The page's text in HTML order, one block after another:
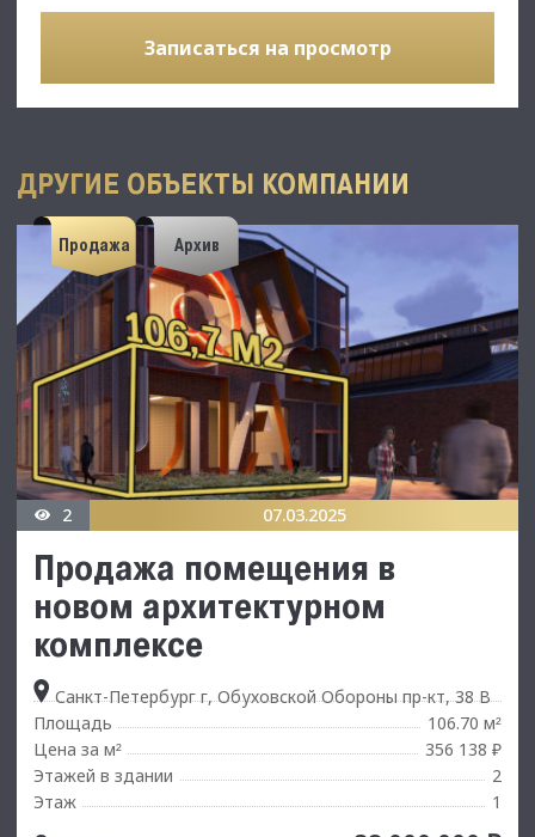
Записаться на просмотр
ДРУГИЕ ОБЪЕКТЫ КОМПАНИИ
Продажа Архив
2 07.03.2025
Продажа помещения в
новом архитектурном
комплексе
Санкт-Петербург г, Обуховской Обороны пр-кт, 38 В
Площадь
106.70 м²
Цена за м²
356 138 ₽
Этажей в здании
2
Этаж
1